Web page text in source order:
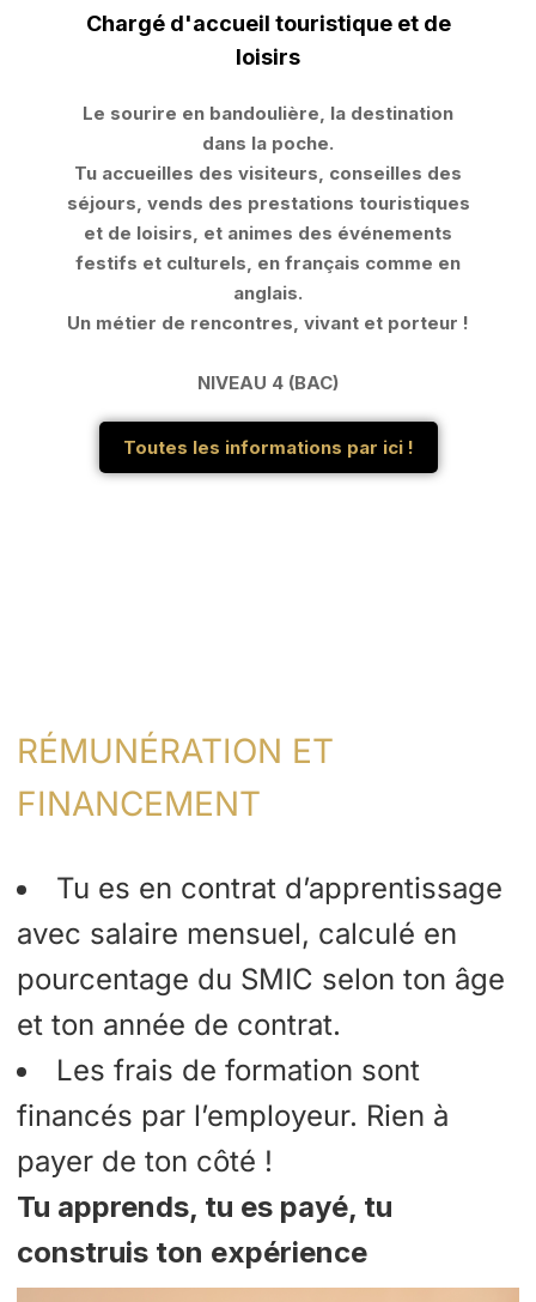
Chargé d'accueil touristique et de
loisirs
Le sourire en bandoulière, la destination
dans la poche.
Tu accueilles des visiteurs, conseilles des
séjours, vends des prestations touristiques
et de loisirs, et animes des événements
festifs et culturels, en français comme en
anglais.
Un métier de rencontres, vivant et porteur !
NIVEAU 4 (BAC)
Toutes les informations par ici !
RÉMUNÉRATION ET
FINANCEMENT
Tu es en contrat d’apprentissage
avec salaire mensuel, calculé en
pourcentage du SMIC selon ton âge
et ton année de contrat.
Les frais de formation sont
financés par l’employeur. Rien à
payer de ton côté !
Tu apprends, tu es payé, tu
construis ton expérience